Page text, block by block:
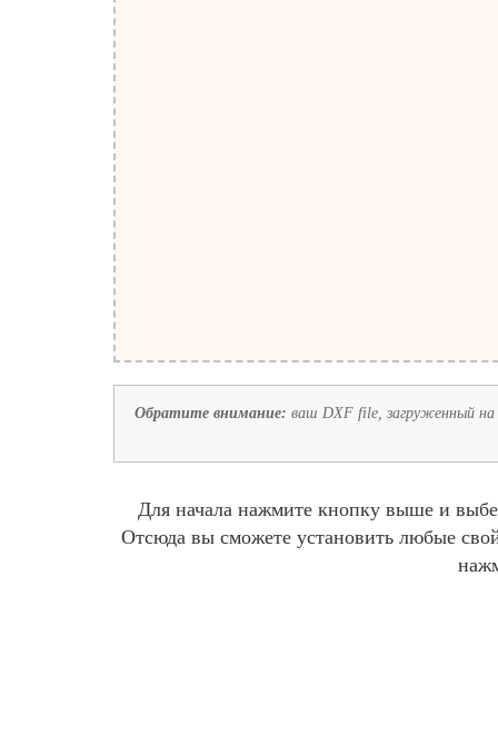
Обратите внимание: ваш DXF file, загруженный на
Для начала нажмите кнопку выше и
Отсюда вы сможете установить любые